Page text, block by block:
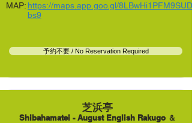
MAP: https://maps.app.goo.gl/8LBwHi1PFM9SUD
bs9
予約不要 / No Reservation Required
Shibahamatei - August English Rakugo ＆
芝浜亭